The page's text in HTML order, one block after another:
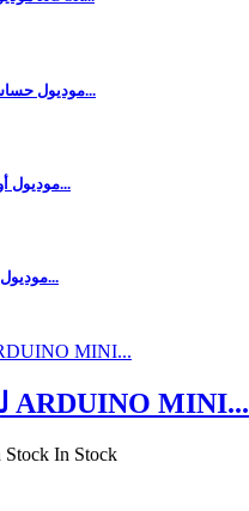
موديول حساس مستقبل ضوء...
موديول أوردوينو مرسل-م...
موديول أوردوينو - مودي...
لوحة أوردوينو ARDUINO MINI...
Stock In Stock